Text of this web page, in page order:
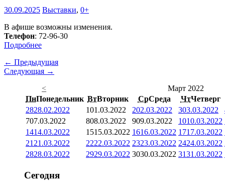
30.09.2025 Выставки, 0+
В афише возможны изменения.
Телефон: 72-96-30
Подробнее
← Предыдущая
Следующая →
<
Март 2022
ПнПонедельник ВтВторник СрСреда ЧтЧетверг
2828.02.2022 101.03.2022 202.03.2022 303.03.2022
707.03.2022 808.03.2022 909.03.2022 1010.03.2022
1414.03.2022 1515.03.2022 1616.03.2022 1717.03.2022
21 21.03.2022 2222.03.2022 2323.03.2022 2424.03.2022
2828.03.2022 2929.03.2022 3030.03.2022 3131.03.2022
Сегодня